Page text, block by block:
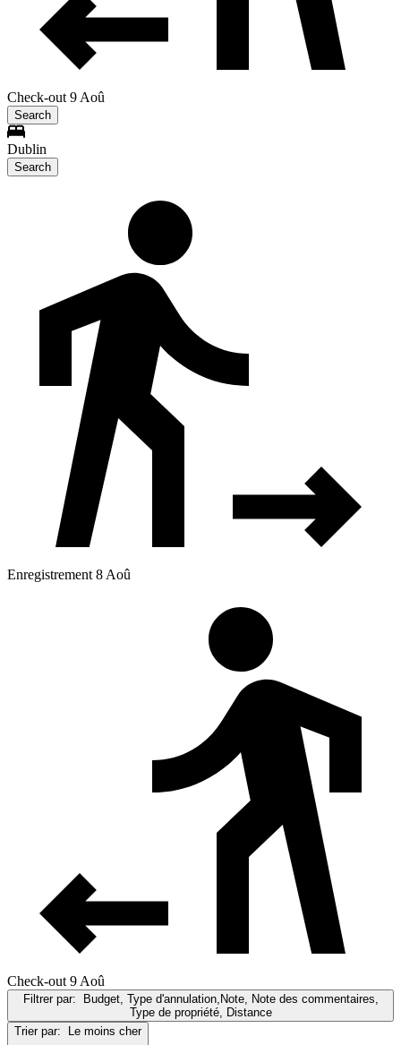
Check-out 9 Aoû
Search
Dublin
Search
Enregistrement 8 Aoû
Check-out 9 Aoû
Filtrer par:
Budget, Type d'annulation,Note, Note des commentaires,
Type de propriété, Distance
Trier par:
Le moins cher